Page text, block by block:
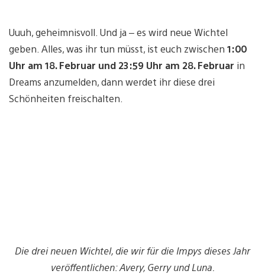
Uuuh, geheimnisvoll. Und ja – es wird neue Wichtel
geben. Alles, was ihr tun müsst, ist euch zwischen 1:00
Uhr am 18. Februar und 23:59 Uhr am 28. Februar in
Dreams anzumelden, dann werdet ihr diese drei
Schönheiten freischalten.
Die drei neuen Wichtel, die wir für die Impys dieses Jahr
veröffentlichen: Avery, Gerry und Luna.